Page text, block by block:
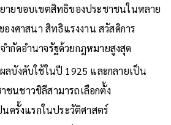
ยขอบเขตสิทธิของประชาชนในหลาย
งศาสนา สิทธิแรงงาน สวัสดิการ
ำกัดอำนาจรัฐด้วยกฎหมายสูงสุด
บังคับใช้ในปี 1925 และกลายเป็น
นชาวชิลีสามารถเลือกตั้ง
ครั้งแรกในประวัติศาสตร์